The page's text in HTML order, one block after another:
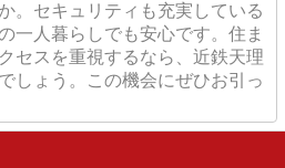
。セキュリティも充実している
一人暮らしでも安心です。住ま
セスを重視するなら、近鉄天理
しょう。この機会にぜひお引っ